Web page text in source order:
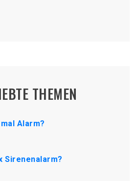
THEMEN
Alarm?
Sirenenalarm?